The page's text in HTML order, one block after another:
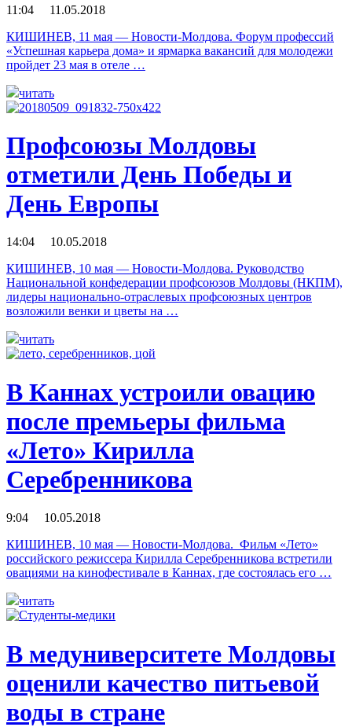
11:04 11.05.2018
КИШИНЕВ, 11 мая — Новости-Молдова. Форум профессий
«Успешная карьера дома» и ярмарка вакансий для молодежи
пройдет 23 мая в отеле …
читать
Профсоюзы Молдовы
отметили День Победы и
День Европы
14:04 10.05.2018
КИШИНЕВ, 10 мая — Новости-Молдова. Руководство
Национальной конфедерации профсоюзов Молдовы (НКПМ),
лидеры национально-отраслевых профсоюзных центров
возложили венки и цветы на …
читать
В Каннах устроили овацию
после премьеры фильма
«Лето» Кирилла
Серебренникова
9:04 10.05.2018
КИШИНЕВ, 10 мая — Новости-Молдова. Фильм «Лето»
российского режиссера Кирилла Серебренникова встретили
овациями на кинофестивале в Каннах, где состоялась его …
читать
В медуниверситете Молдовы
оценили качество питьевой
воды в стране